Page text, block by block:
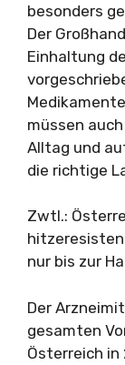
besonders
Der
Einhaltung
müssen
Alltag und
die richtige
Zwtl.:
nur bis zur
Der
gesamten
Österreich in